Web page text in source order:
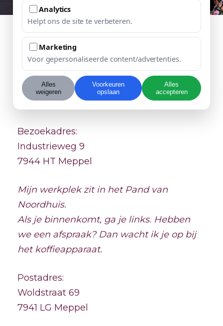
Contactgegevens
Saskia de Jonge
+31 (0)6 303 622 74
info@duidelijksas.nl
Bezoekadres:
Industrieweg 9
7944 HT Meppel
Mijn werkplek zit in het Pand van
Noordhuis.
Als je binnenkomt, ga je links. Hebben
we een afspraak? Dan wacht ik je op bij
het koffieapparaat.
Postadres:
Woldstraat 69
7941 LG Meppel
Analytics
Helpt ons de site te verbeteren.
Marketing
Voor gepersonaliseerde content/advertenties.
Alles
weigeren
Voorkeuren
opslaan
Alles
accepteren